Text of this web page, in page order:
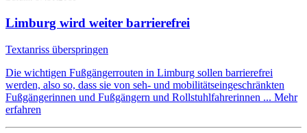
Limburg wird weiter barrierefrei
Textanriss überspringen
Die wichtigen Fußgängerrouten in Limburg sollen barrierefrei
werden, also so, dass sie von seh- und mobilitätseingeschränkten
Fußgängerinnen und Fußgängern und Rollstuhlfahrerinnen ... Mehr
erfahren